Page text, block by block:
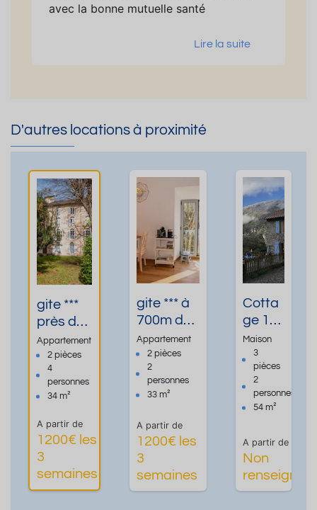
avec la bonne mutuelle santé
Lire la suite
D'autres locations à proximité
gite ***
près des
thermes
ussat
les
bains
Appartement
2 pièces
4
personnes
34 m²
A partir de
1200€ les
3
semaines
d'informations
gite *** à
700m du
centre
thermal
d'Ussat
les bains
Appartement
2 pièces
2
personnes
33 m²
A partir de
1200€ les
3
semaines
Plus
d'informations
Cotta
ge 1
cham
bre
rénov
é
Maison
3
pièces
2
personnes
54 m²
A partir de
Non
renseigné